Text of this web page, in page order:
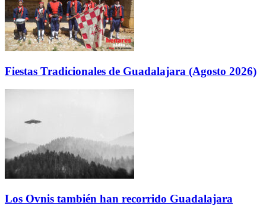
Fiestas Tradicionales de Guadalajara (Agosto 2026)
Los Ovnis también han recorrido Guadalajara